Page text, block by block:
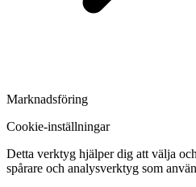
Marknadsföring
Cookie-inställningar
Detta verktyg hjälper dig att välja
spårare och analysverktyg som